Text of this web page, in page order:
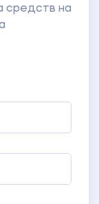
средств на